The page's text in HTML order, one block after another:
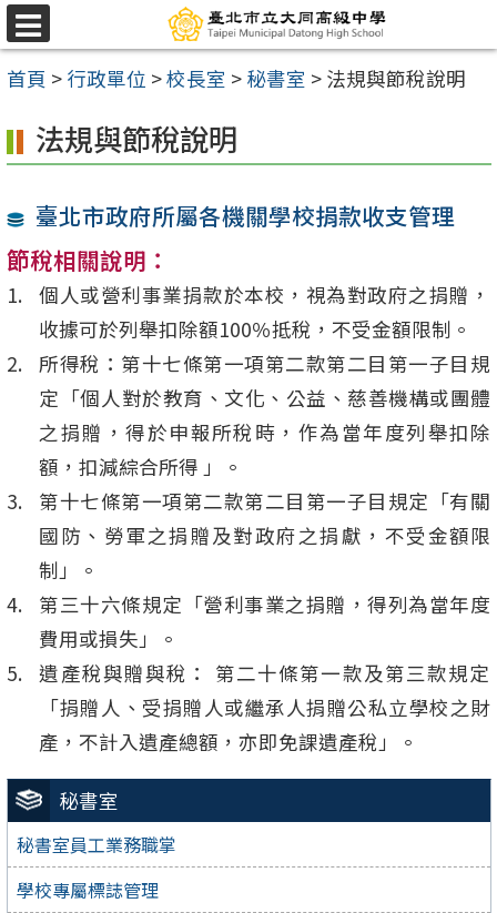
跳
至
主
內
區
選
單
首頁 > 行政單位 >校長室 > 秘書室 > 法規與節稅說明
秘書室
秘書室員工業務職掌
學校專屬標誌管理
法規與節稅說明
臺北市政府所屬各機關學校捐款收支管理
節稅相關說明：
個人或營利事業捐款於本校，視為對政府之捐贈，
收據可於列舉扣除額100％抵稅，不受金額限制。
所得稅：第十七條第一項第二款第二目第一子目規
定「個人對於教育、文化、公益、慈善機構或團體
之捐贈，得於申報所稅時，作為當年度列舉扣除
額，扣減綜合所得 」。
第十七條第一項第二款第二目第一子目規定「有關
國防、勞軍之捐贈及對政府之捐獻，不受金額限
制」。
第三十六條規定「營利事業之捐贈，得列為當年度
費用或損失」。
遺產稅與贈與稅： 第二十條第一款及第三款規定
「捐贈人、受捐贈人或繼承人捐贈公私立學校之財
產，不計入遺產總額，亦即免課遺產稅」。